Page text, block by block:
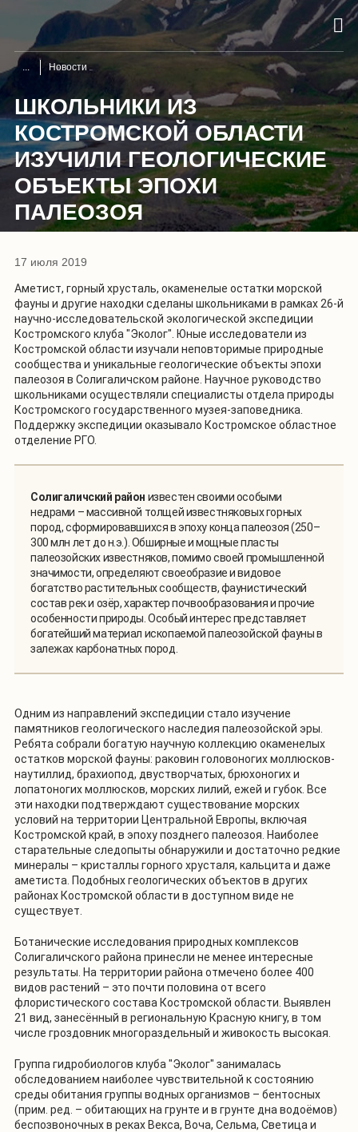
Новости
ШКОЛЬНИКИ ИЗ
КОСТРОМСКОЙ ОБЛАСТИ
ИЗУЧИЛИ ГЕОЛОГИЧЕСКИЕ
ОБЪЕКТЫ ЭПОХИ
ПАЛЕОЗОЯ
17 июля 2019
Аметист, горный хрусталь, окаменелые остатки морской
фауны и другие находки сделаны школьниками в рамках 26-й
научно-исследовательской экологической экспедиции
Костромского клуба "Эколог". Юные исследователи из
Костромской области изучали неповторимые природные
сообщества и уникальные геологические объекты эпохи
палеозоя в Солигаличском районе. Научное руководство
школьниками осуществляли специалисты отдела природы
Костромского государственного музея-заповедника.
Поддержку экспедиции оказывало Костромское областное
отделение РГО.
Солигаличский район известен своими особыми
недрами – массивной толщей известняковых горных
пород, сформировавшихся в эпоху конца палеозоя (250–
300 млн лет до н.э.). Обширные и мощные пласты
палеозойских известняков, помимо своей промышленной
значимости, определяют своеобразие и видовое
богатство растительных сообществ, фаунистический
состав рек и озёр, характер почвообразования и прочие
особенности природы. Особый интерес представляет
богатейший материал ископаемой палеозойской фауны в
залежах карбонатных пород.
Одним из направлений экспедиции стало изучение
памятников геологического наследия палеозойской эры.
Ребята собрали богатую научную коллекцию окаменелых
остатков морской фауны: раковин головоногих моллюсков-
наутиллид, брахиопод, двустворчатых, брюхоногих и
лопатоногих моллюсков, морских лилий, ежей и губок. Все
эти находки подтверждают существование морских
условий на территории Центральной Европы, включая
Костромской край, в эпоху позднего палеозоя. Наиболее
старательные следопыты обнаружили и достаточно редкие
минералы – кристаллы горного хрусталя, кальцита и даже
аметиста. Подобных геологических объектов в других
районах Костромской области в доступном виде не
существует.
Ботанические исследования природных комплексов
Солигаличского района принесли не менее интересные
результаты. На территории района отмечено более 400
видов растений – это почти половина от всего
флористического состава Костромской области. Выявлен
21 вид, занесённый в региональную Красную книгу, в том
числе гроздовник многораздельный и живокость высокая.
Группа гидробиологов клуба "Эколог" занималась
обследованием наиболее чувствительной к состоянию
среды обитания группы водных организмов – бентосных
(прим. ред. – обитающих на грунте и в грунте дна водоёмов)
беспозвоночных в реках Векса, Воча, Сельма, Светица и